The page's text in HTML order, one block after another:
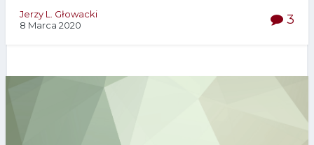
Jerzy L. Głowacki
8 Marca 2020
3